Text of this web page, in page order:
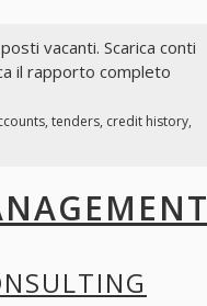
vacanti. Scarica conti
il rapporto completo
tenders, credit history,